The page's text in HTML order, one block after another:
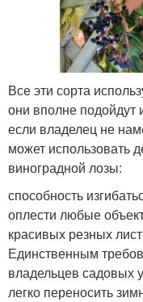
Все эти сорта
они вполне подойдут
если владелец не
может использовать
виноградной лозы:
способность
оплести любые
красивых резных
Единственным
владельцев садовых
легко переносить